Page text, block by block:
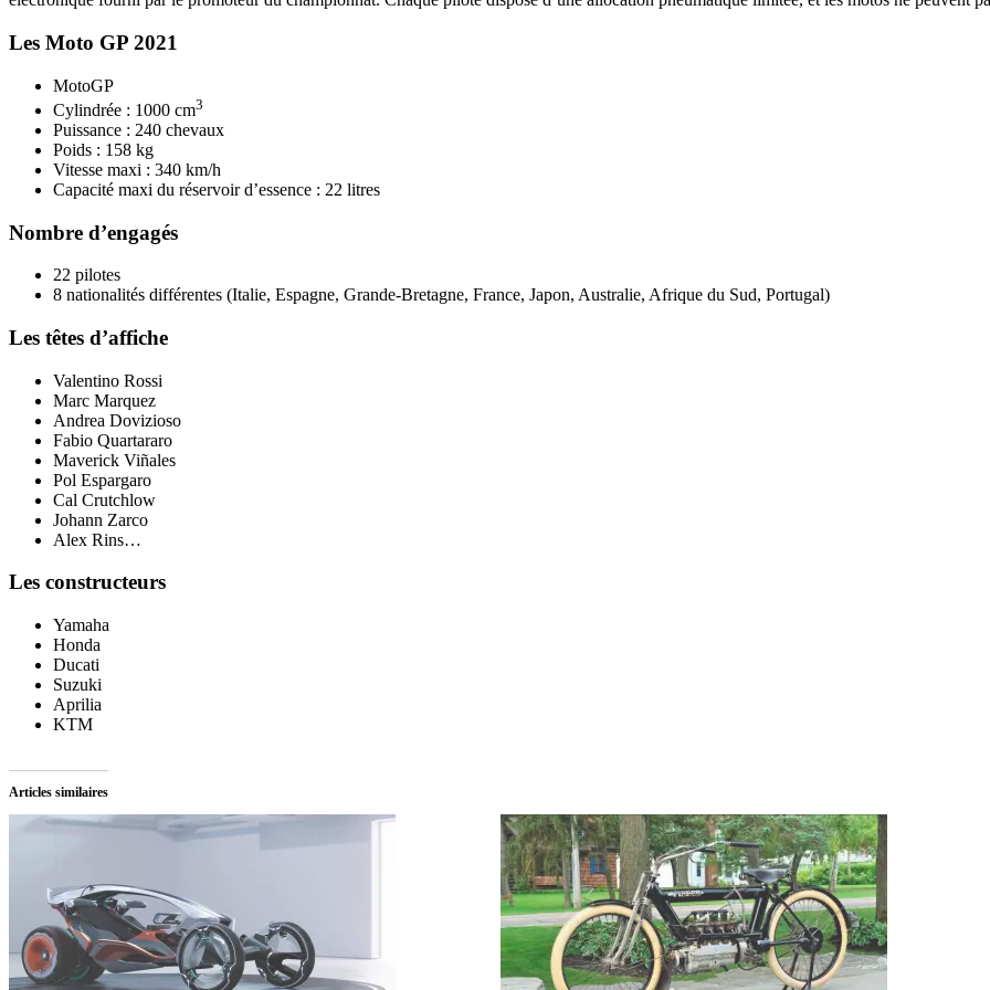
Les Moto GP 2021
MotoGP
Cylindrée : 1000 cm3
Puissance : 240 chevaux
Poids : 158 kg
Vitesse maxi : 340 km/h
Capacité maxi du réservoir d’essence : 22 litres
Nombre d’engagés
22 pilotes
8 nationalités différentes (Italie, Espagne, Grande-Bretagne, France, Japon, Australie, Afrique du Sud, Portugal)
Les têtes d’affiche
Valentino Rossi
Marc Marquez
Andrea Dovizioso
Fabio Quartararo
Maverick Viñales
Pol Espargaro
Cal Crutchlow
Johann Zarco
Alex Rins…
Les constructeurs
Yamaha
Honda
Ducati
Suzuki
Aprilia
KTM
Articles similaires